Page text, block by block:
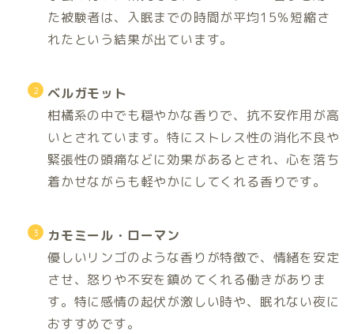
た被験者は、入眠までの時間が平均15％短縮さ
れたという結果が出ています。
ベルガモット
柑橘系の中でも穏やかな香りで、抗不安作用が高
いとされています。特にストレス性の消化不良や
緊張性の頭痛などに効果があるとされ、心を落ち
着かせながらも軽やかにしてくれる香りです。
カモミール・ローマン
優しいリンゴのような香りが特徴で、情緒を安定
させ、怒りや不安を鎮めてくれる働きがありま
す。特に感情の起伏が激しい時や、眠れない夜に
おすすめです。